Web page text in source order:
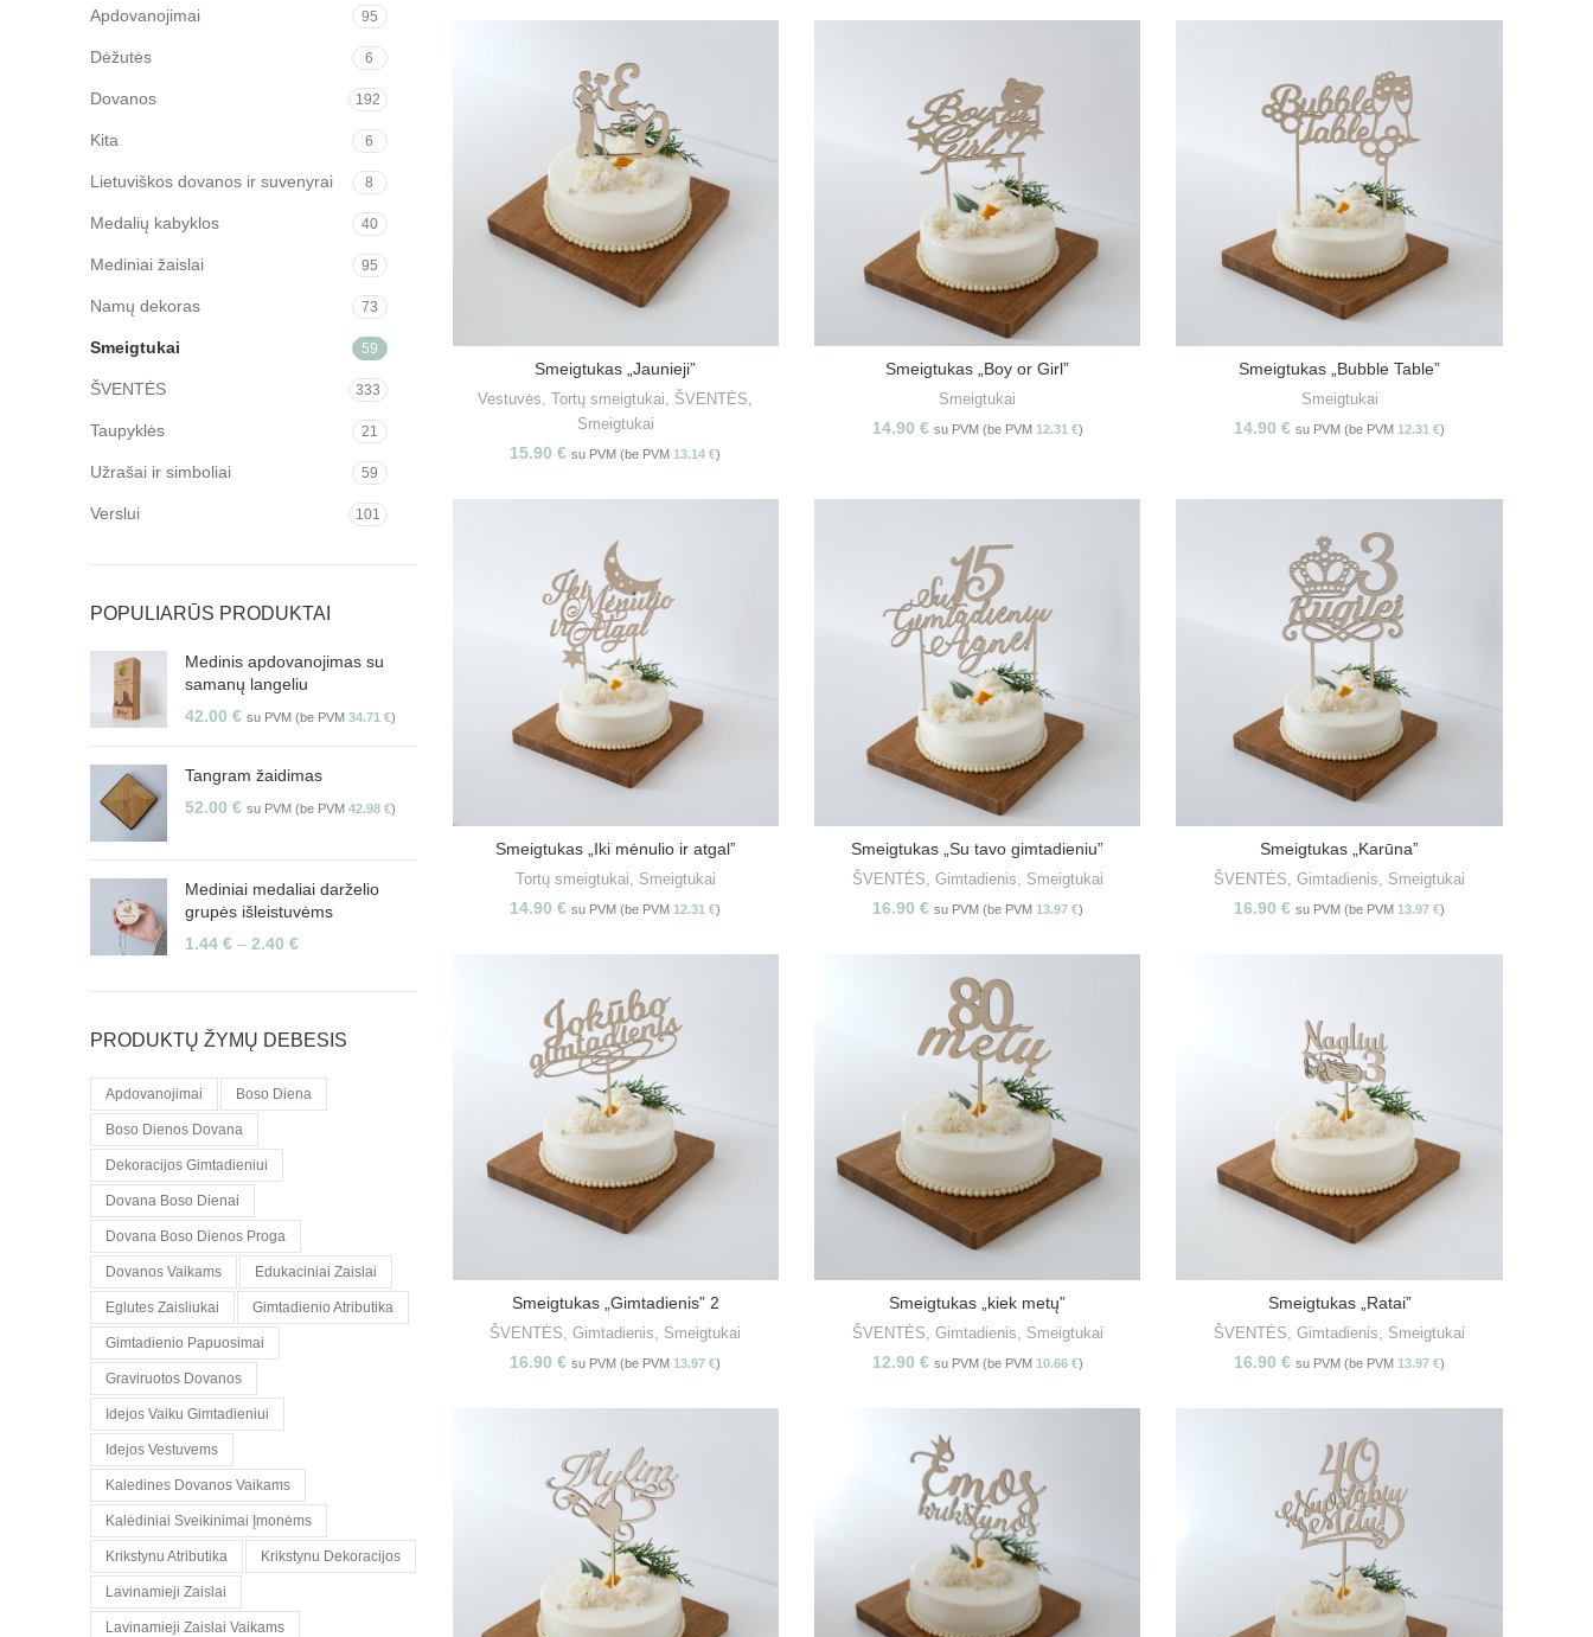
Apdovanojimai 95
Dėžutės 6
Dovanos 192
Kita 6
Lietuviškos dovanos ir suvenyrai 8
Medalių kabyklos 40
Mediniai žaislai 95
Namų dekoras 73
Smeigtukai 59
ŠVENTĖS 333
Taupyklės 21
Užrašai ir simboliai 59
Verslui 101
POPULIARŪS PRODUKTAI
Medinis apdovanojimas su
samanų langeliu
42.00 € su PVM (be PVM 34.71 €)
Tangram žaidimas
52.00 € su PVM (be PVM 42.98 €)
Mediniai medaliai darželio
grupės išleistuvėms
1.44 € – 2.40 €
PRODUKTŲ ŽYMŲ DEBESIS
Apdovanojimai Boso Diena
Boso Dienos Dovana
Dekoracijos Gimtadieniui
Dovana Boso Dienai
Dovana Boso Dienos Proga
Dovanos Vaikams Edukaciniai Zaislai
Eglutes Zaisliukai Gimtadienio Atributika
Gimtadienio Papuosimai
Graviruotos Dovanos
Idejos Vaiku Gimtadieniui
Idejos Vestuvems
Kaledines Dovanos Vaikams
Kalėdiniai Sveikinimai Įmonėms
Krikstynu Atributika Krikstynu Dekoracijos
Lavinamieji Zaislai
Lavinamieji Zaislai Vaikams
PASIRINKITE SAVYBES
Smeigtukas „Jaunieji”
Vestuvės,Tortų smeigtukai, ŠVENTĖS,
Smeigtukai
15.90€ su PVM (be PVM13.14€)
PASIRINKITE SAVYBES
Smeigtukas „Boy or Girl”
Smeigtukai
14.90 € su PVM (be PVM 12.31 €)
PASIRINKITE SAVYBES
Smeigtukas „Bubble Table”
Smeigtukai
14.90€ su PVM (be PVM12.31€)
Į KREPŠELĮ
Smeigtukas „Iki mėnulio ir atgal”
Tortų smeigtukai Smeigtukai
14.90€ su PVM (be PVM 12.31€)
PASIRINKITE SAVYBES
Smeigtukas „Su tavo gimtadieniu”
ŠVENTĖS Gimtadienis Smeigtukai
16.90 € su PVM (be PVM 13.97 €)
PASIRINKITE SAVYBES
Smeigtukas „Karūna”
ŠVENTĖS ,Gimtadienis Smeigtukai
16.90€ su PVM (be PVM 13.97€)
PASIRINKITE SAVYBES
Smeigtukas „Gimtadienis” 2
ŠVENTĖS,Gimtadienis, Smeigtukai
16.90€ su PVM (be PVM13.97€)
Į KREPŠELĮ
Smeigtukas „kiek metų”
ŠVENTĖS, Gimtadienis, Smeigtukai
12.90 € su PVM (be PVM 10.66 €)
PASIRINKITE SAVYBES
Smeigtukas „Ratai”
ŠVENTĖS,Gimtadienis, Smeigtukai
16.90€ su PVM (be PVM13.97€)